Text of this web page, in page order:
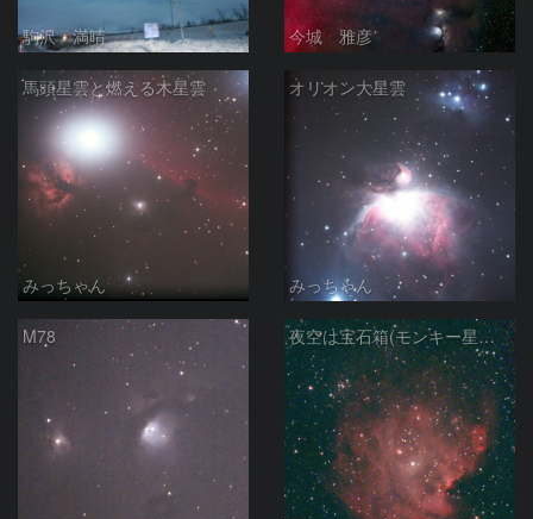
駒沢 満晴 今城 雅彦
馬頭星雲と燃える木星雲
みっちゃん
オリオン大星雲
みっちゃん
M78 夜空は宝石箱(モンキー星雲 NGC2174) Seestar50